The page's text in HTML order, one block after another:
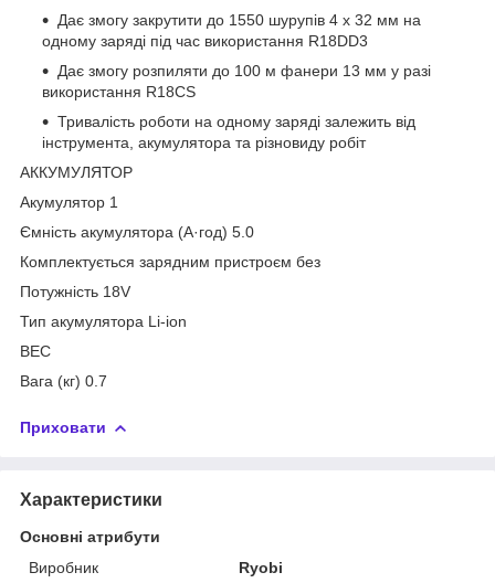
Дає змогу закрутити до 1550 шурупів 4 х 32 мм на
одному заряді під час використання R18DD3
Дає змогу розпиляти до 100 м фанери 13 мм у разі
використання R18СS
Тривалість роботи на одному заряді залежить від
інструмента, акумулятора та різновиду робіт
AККУМУЛЯТОР
Акумулятор 1
Ємність акумулятора (А·год) 5.0
Комплектується зарядним пристроєм без
Потужність 18V
Тип акумулятора Li-ion
BЕС
Вага (кг) 0.7
Приховати
Характеристики
Основні атрибути
Виробник
Ryobi